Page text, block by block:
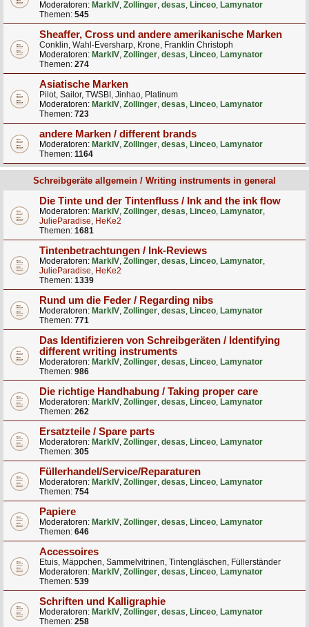
Moderatoren: MarkIV, Zollinger, desas, Linceo, Lamynator
Themen: 545
Sheaffer, Cross und andere amerikanische Marken
Conklin, Wahl-Eversharp, Krone, Franklin Christoph
Moderatoren: MarkIV, Zollinger, desas, Linceo, Lamynator
Themen: 274
Asiatische Marken
Pilot, Sailor, TWSBI, Jinhao, Platinum
Moderatoren: MarkIV, Zollinger, desas, Linceo, Lamynator
Themen: 723
andere Marken / different brands
Moderatoren: MarkIV, Zollinger, desas, Linceo, Lamynator
Themen: 1164
Schreibgeräte allgemein / Writing instruments in general
Die Tinte und der Tintenfluss / Ink and the ink flow
Moderatoren: MarkIV, Zollinger, desas, Linceo, Lamynator,
JulieParadise, HeKe2
Themen: 1681
Tintenbetrachtungen / Ink-Reviews
Moderatoren: MarkIV, Zollinger, desas, Linceo, Lamynator,
JulieParadise, HeKe2
Themen: 1339
Rund um die Feder / Regarding nibs
Moderatoren: MarkIV, Zollinger, desas, Linceo, Lamynator
Themen: 771
Das Identifizieren von Schreibgeräten / Identifying
different writing instruments
Moderatoren: MarkIV, Zollinger, desas, Linceo, Lamynator
Themen: 986
Die richtige Handhabung / Taking proper care
Moderatoren: MarkIV, Zollinger, desas, Linceo, Lamynator
Themen: 262
Ersatzteile / Spare parts
Moderatoren: MarkIV, Zollinger, desas, Linceo, Lamynator
Themen: 305
Füllerhandel/Service/Reparaturen
Moderatoren: MarkIV, Zollinger, desas, Linceo, Lamynator
Themen: 754
Papiere
Moderatoren: MarkIV, Zollinger, desas, Linceo, Lamynator
Themen: 646
Accessoires
Etuis, Mäppchen, Sammelvitrinen, Tintengläschen, Füllerständer
Moderatoren: MarkIV, Zollinger, desas, Linceo, Lamynator
Themen: 539
Schriften und Kalligraphie
Moderatoren: MarkIV, Zollinger, desas, Linceo, Lamynator
Themen: 258